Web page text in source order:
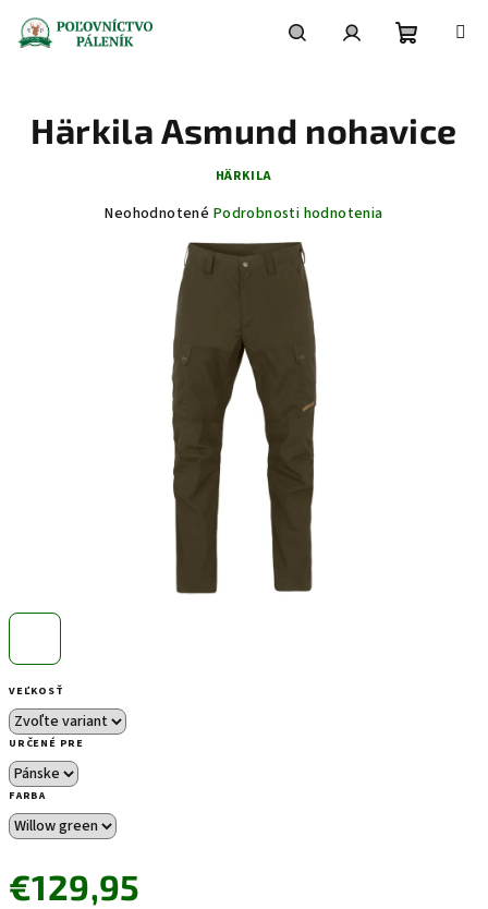
obsah
košík
VEĽKOSŤ
URČENÉ PRE
FARBA
€129,95
Härkila Asmund nohavice
HÄRKILA
Priemerné
hviezdičiek.
Neohodnotené Podrobnosti hodnotenia